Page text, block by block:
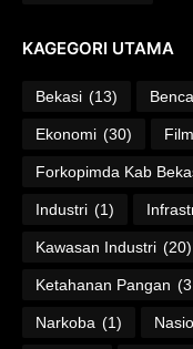
KAGEGORI UTAMA
Bekasi (13)
Ekonomi (30) Film
Forkopimda Kab
Industri (1)
Kawasan Industri (20)
Ketahanan Pangan
Narkoba (1)